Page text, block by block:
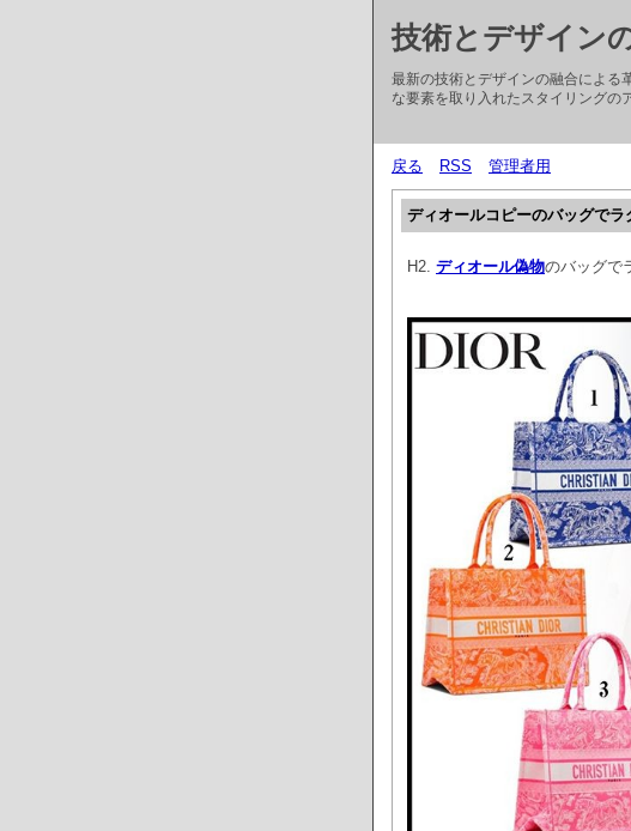
技術とデザイン
最新の技術とデザインの融合による
な要素を取り入れたスタイリングの
戻る RSS 管理者用
ディオールコピーのバッグでラ
H2. ディオール偽物のバッグで